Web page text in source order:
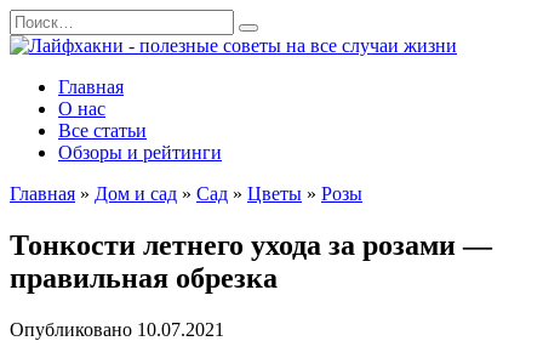
Перейти
к
содержанию
Search
for:
Главная
О нас
Все статьи
Обзоры и рейтинги
Главная » Дом и сад » Сад » Цветы » Розы
Тонкости летнего ухода за розами —
правильная обрезка
Опубликовано 10.07.2021